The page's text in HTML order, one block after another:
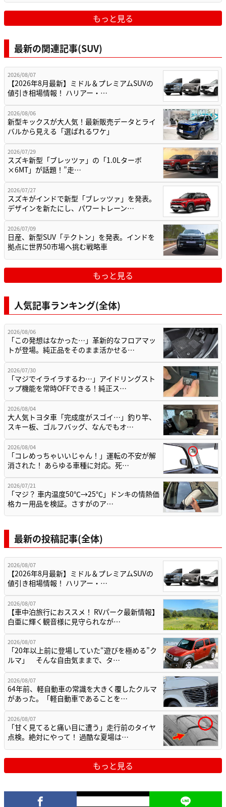
もっと見る
最新の関連記事(SUV)
2026/08/07
【2026年8月最新】ミドル＆プレミアムSUVの
値引き相場情報！ ハリアー・…
2026/08/06
新型キックスが大人気！最新販売データとライ
バルから見える「選ばれるワケ」
2026/07/29
スズキ新型「ブレッツァ」の「1.0Lターボ
×6MT」が話題！”走…
2026/07/27
スズキがインドで新型「ブレッツァ」を発表。
デザインを新たにし、パワートレーン…
2026/07/09
日産、新型SUV「テクトン」を発表。インドを
拠点に世界50市場へ挑む戦略車
もっと見る
人気記事ランキング(全体)
2026/08/06
「この発想はなかった…」革新的なフロアマッ
トが登場。純正品をそのまま活かせる…
2026/07/30
「マジでイライラするわ…」アイドリングスト
ップ機能を常時OFFできる！純正ス…
2026/08/04
大人気トヨタ車「完成度がスゴイ…」釣り竿、
スキー板、ゴルフバッグ、なんでもオ…
2026/08/04
「コレめっちゃいいじゃん！」運転の不安が解
消された！ あらゆる車種に対応。死…
2026/07/21
「マジ？ 車内温度50℃→25℃」ドンキの情熱価
格カー用品を検証。さすがのア…
最新の投稿記事(全体)
2026/08/07
【2026年8月最新】ミドル＆プレミアムSUVの
値引き相場情報！ ハリアー・…
2026/08/07
【車中泊旅行におススメ！ RVパーク最新情報】
白亜に輝く観音様に見守られなが…
2026/08/07
「20年以上前に登場していた“遊びを極める”ク
ルマ」 そんな自由気ままで、タ…
2026/08/07
64年前、軽自動車の常識を大きく覆したクルマ
があった。「軽自動車であることを…
2026/08/07
「甘く見てると痛い目に遭う」走行前のタイヤ
点検。絶対にやって！ 過酷な夏場は…
もっと見る